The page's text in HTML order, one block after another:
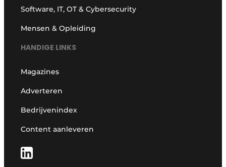
Software, IT, OT & Cybersecurity
Mensen & Opleiding
HANDIGE LINKS
Magazines
Adverteren
Bedrijvenindex
Content aanleveren